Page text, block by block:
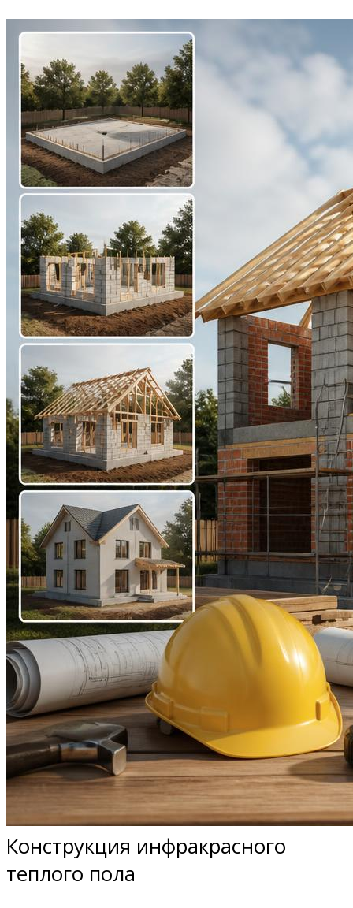
Конструкция инфракрасного
теплого пола